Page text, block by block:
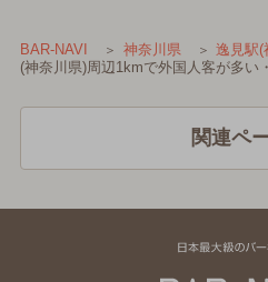
BAR-NAVI 神奈川県 逸見駅(
(神奈川県)周辺1kmで外国人客が多い
関連ペ